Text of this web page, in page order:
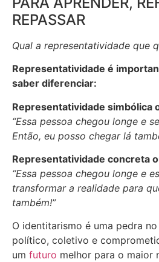
REPASSAR
Qual a representatividade que
Representatividade é
saber diferenciar:
Representatividade simbólica
“Essa pessoa chegou longe e
Então, eu posso chegar lá
Representatividade concreta
“Essa pessoa chegou longe e
transformar a realidade para
também!”
O identitarismo é uma pedra
político, coletivo e
um futuro melhor para o maior